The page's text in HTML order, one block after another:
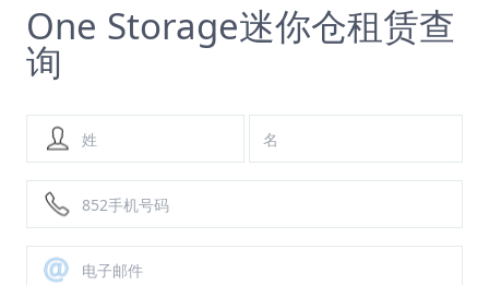
One Storage迷你仓租赁查
询